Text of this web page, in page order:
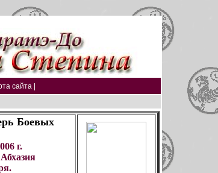
сайта |
Боевых
г.